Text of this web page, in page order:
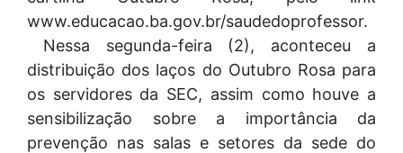
www.educacao.ba.gov.br/saudedoprofessor.
Nessa segunda-feira (2), aconteceu a
distribuição dos laços do Outubro Rosa para
os servidores da SEC, assim como houve a
sensibilização sobre a importância da
prevenção nas salas e setores da sede do